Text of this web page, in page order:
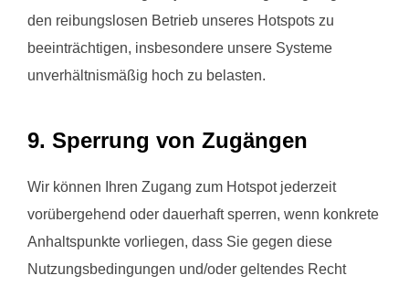
den reibungslosen Betrieb unseres Hotspots zu
beeinträchtigen, insbesondere unsere Systeme
unverhältnismäßig hoch zu belasten.
9. Sperrung von Zugängen
Wir können Ihren Zugang zum Hotspot jederzeit
vorübergehend oder dauerhaft sperren, wenn konkrete
Anhaltspunkte vorliegen, dass Sie gegen diese
Nutzungsbedingungen und/oder geltendes Recht